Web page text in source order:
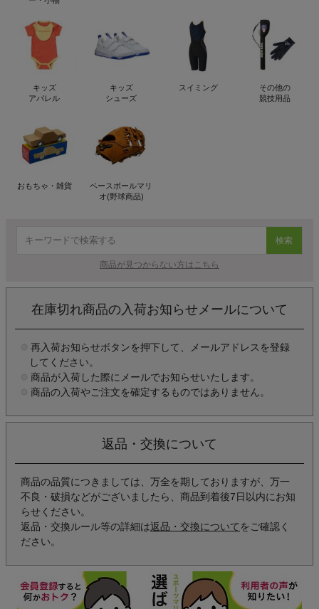
キッズ
アパレル
キッズ
シューズ
スイミング
その他の
競技用品
おもちゃ・雑貨
ベースボールマリ
オ(野球商品)
検索
商品が見つからない方はこちら
在庫切れ商品の入荷お知らせメールについて
再入荷お知らせボタンを押下して、メールアドレスを登録
してください。
商品が入荷した際にメールでお知らせいたします。
商品の入荷やご注文を確定するものではありません。
返品・交換について
商品の品質につきましては、万全を期しておりますが、万一
不良・破損などがございましたら、商品到着後7日以内にお知
らせください。
返品・交換ルール等の詳細は返品・交換について をご確認く
ださい。